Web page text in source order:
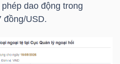
dao động trong
đồng/USD.